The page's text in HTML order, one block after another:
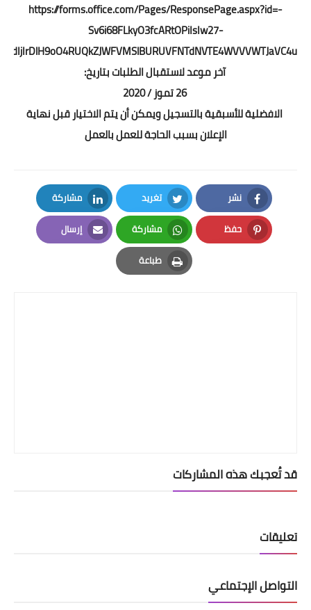
https://forms.office.com/Pages/ResponsePage.aspx?id=-
Sv6i68FLkyO3fcARtOPiIsIw27-
budIjIrDlH9oO4RUQkZJWFVMSlBURUVFNTdNVTE4WVVVWTJaVC4u
آخر موعد لاستقبال الطلبات بتاريخ:
26 تموز / 2020
الافضلية للأسبقية بالتسجيل ويمكن أن يتم الاختيار قبل نهاية
الإعلان بسبب الحاجة للعمل بالعمل
نشر
Facebook
تغريد
Twitter
مشاركة
LinkedIn
حفظ
Pinterest
مشاركة
Whatsapp
إرسال
Email
طباعة
Print
قد تُعجبك هذه المشاركات
تعليقات
التواصل الإجتماعي